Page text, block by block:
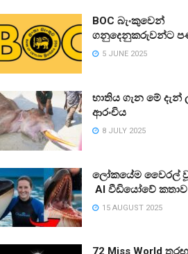
BOC බැංකුවෙන්
ගනුදෙනුකරුවන්ට
5 JUNE 2025
භාතිය ගැන මේ දැන්
ආරංචිය
8 JULY 2025
ලෝකයේම වෛරල් වූ
AI වීඩියෝවේ
15 AUGUST 2025
72 Miss World